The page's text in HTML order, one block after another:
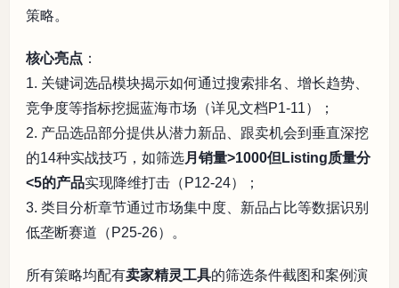
策略。
核心亮点 ：
1. 关键词选品模块揭示如何通过搜索排名、增长趋势、
竞争度等指标挖掘蓝海市场（详见文档P1-11）；
2. 产品选品部分提供从潜力新品、跟卖机会到垂直深挖
的14种实战技巧，如筛选月销量>1000但Listing质量分
<5的产品实现降维打击（P12-24）；
3. 类目分析章节通过市场集中度、新品占比等数据识别
低垄断赛道（P25-26）。
所有策略均配有卖家精灵工具的筛选条件截图和案例演